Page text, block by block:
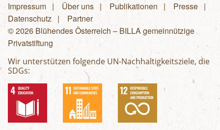
Fußzeilenmenü
Impressum Über uns Publikationen
Presse
Datenschutz
Partner
© 2026 Blühendes Österreich – BILLA gemeinnützige
Privatstiftung
Wir unterstützen folgende UN-Nachhaltigkeitsziele, die
SDGs: